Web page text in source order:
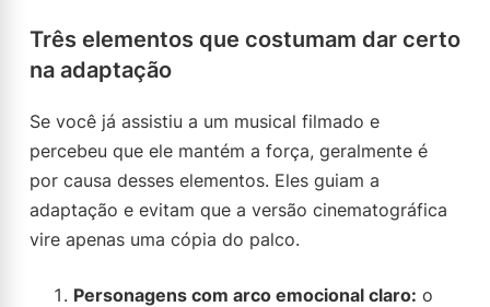
Três elementos que costumam dar certo
na adaptação
Se você já assistiu a um musical filmado e
percebeu que ele mantém a força, geralmente é
por causa desses elementos. Eles guiam a
adaptação e evitam que a versão cinematográfica
vire apenas uma cópia do palco.
Personagens com arco emocional claro: o